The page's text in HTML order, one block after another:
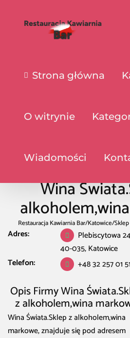
Strona główna
O witrynie
Wiadomości
Wina
Restauracja Kawiarnia Bar/Katowice/
Świata.Sklep z
Adres:
Plebiscytowa
40-035, Katowice
Telefon:
+48 32 257 01 51
Opis Firmy Wina
z alkoholem,wina
Wina Świata.Sklep z alkoholem,wina
markowe, znajduje się pod adresem